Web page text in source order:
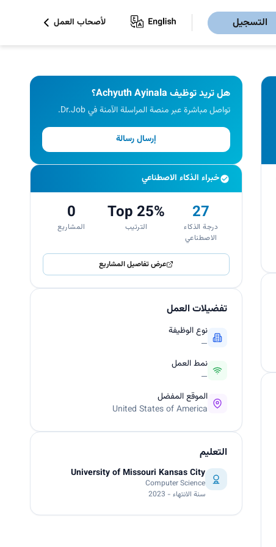
التسجيل لأصحاب العمل
هل تريد توظيف Achyuth Ayinala؟
تواصل مباشرة عبر منصة المراسلة الآمنة في Dr.Job.
إرسال رسالة
خبراء الذكاء الاصطناعي
27
درجة الذكاء
الاصطناعي
Top 25%
الترتيب
0
المشاريع
عرض تفاصيل المشاريع
تفضيلات العمل
نوع الوظيفة
—
نمط العمل
—
الموقع المفضل
United States of America
التعليم
University of Missouri Kansas City
Computer Science
سنة الانتهاء - 2023